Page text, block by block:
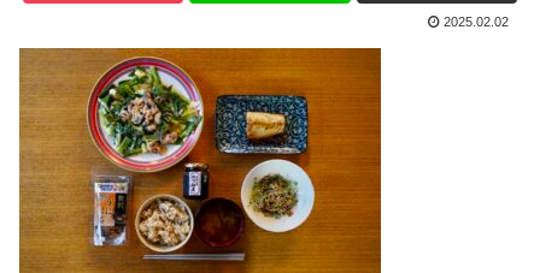
2025.02.02